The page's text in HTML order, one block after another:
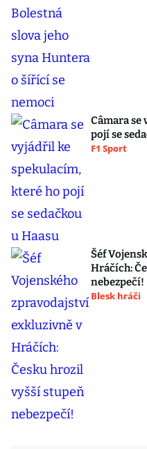
Câmara se
pojí se
F1 Sport
Šéf
Hráčích:
nebezpečí!
Blesk hráči